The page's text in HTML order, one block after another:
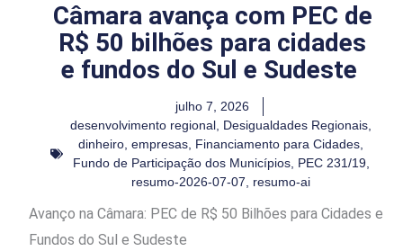
Câmara avança com PEC de
R$ 50 bilhões para cidades
e fundos do Sul e Sudeste
julho 7, 2026
desenvolvimento regional, Desigualdades Regionais,
dinheiro, empresas, Financiamento para Cidades,
Fundo de Participação dos Municípios, PEC 231/19,
resumo-2026-07-07, resumo-ai
Avanço na Câmara: PEC de R$ 50 Bilhões para Cidades e
Fundos do Sul e Sudeste